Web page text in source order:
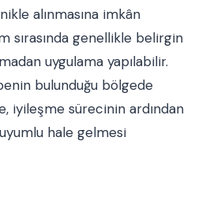
alınmasına imkân
sırasında genellikle belirgin
uygulama yapılabilir.
bulunduğu bölgede
iyileşme sürecinin ardından
hale gelmesi